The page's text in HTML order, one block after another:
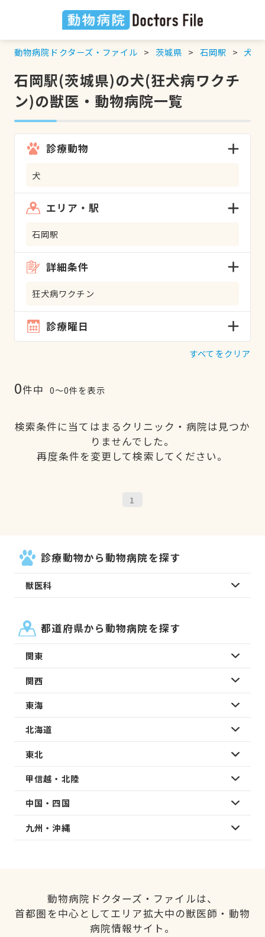
動物病院ドクターズ・ファイル 茨城県 石岡駅 犬
石岡駅(茨城県)の犬(狂犬病ワクチ
ン)の獣医・動物病院一覧
診療動物
犬
エリア・駅
石岡駅
詳細条件
狂犬病ワクチン
診療曜日
すべてをクリア
0件中 0〜0件を表示
検索条件に当てはまるクリニック・病院は見つか
りませんでした。
再度条件を変更して検索してください。
1
診療動物から動物病院を探す
獣医科
都道府県から動物病院を探す
関東
関西
東海
北海道
東北
甲信越・北陸
中国・四国
九州・沖縄
動物病院ドクターズ・ファイルは、
首都圏を中心としてエリア拡大中の獣医師・動物
病院情報サイト。